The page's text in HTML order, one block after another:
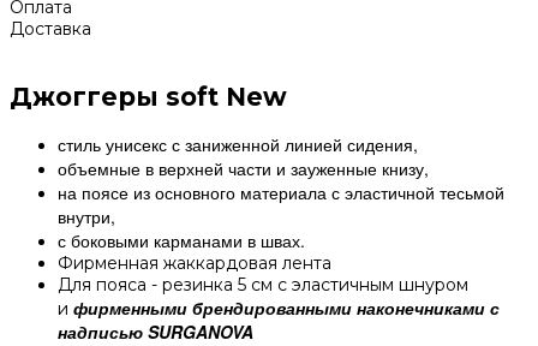
Оплата
Доставка
Джоггеры soft New
стиль унисекс с заниженной линией сидения,
объемные в верхней части и зауженные книзу,
на поясе из основного материала с эластичной тесьмой
внутри,
с боковыми карманами в швах.
Фирменная жаккардовая лента
Для пояса - резинка 5 см с эластичным шнуром
и фирменными брендированными наконечниками с
надписью SURGANOVA